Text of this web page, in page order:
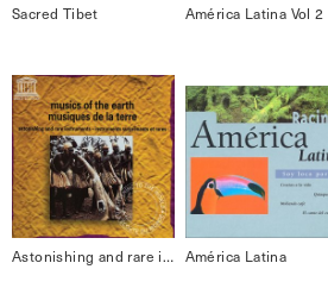
Sacred Tibet América Latina Vol 2
Astonishing and rare instruments Musics Of The Earth América Latina